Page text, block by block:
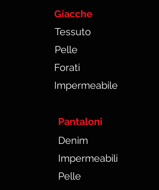
Giacche
Tessuto
Pelle
Forati
Impermeabile
Pantaloni
Denim
Impermeabili
Pelle